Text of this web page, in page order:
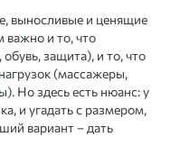
выносливые и ценящие
важно и то, что
защита), и то, что
(массажеры,
Но здесь есть нюанс: у
и угадать с размером,
вариант – дать